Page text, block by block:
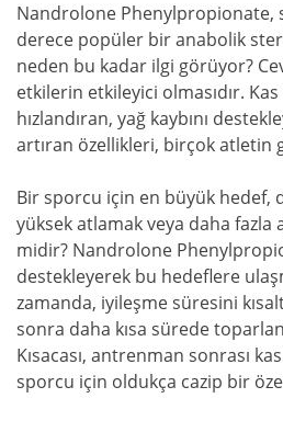
Nandrolone Phenylpropionate,
derece popüler bir anabolik
neden bu kadar ilgi görüyor?
etkilerin etkileyici olmasıdır. Kas
hızlandıran, yağ kaybını
artıran özellikleri, birçok atletin
Bir sporcu için en büyük hedef,
yüksek atlamak veya daha fazla
midir? Nandrolone
destekleyerek bu hedeflere
zamanda, iyileşme süresini
sonra daha kısa sürede
Kısacası, antrenman sonrası
sporcu için oldukça cazip bir